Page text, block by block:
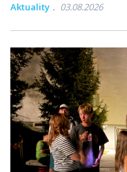
Aktuality 03.08.2026